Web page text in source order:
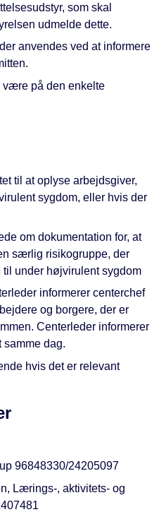
som skal
udmelde dette.
anvendes ved at informere
være på den enkelte
til at oplyse arbejdsgiver,
sygdom, eller hvis der
om dokumentation for, at
særlig risikogruppe, der
under højvirulent sygdom
informerer centerchef
og borgere, der er
Centerleder informerer
samme dag.
hvis det er relevant
96848330/24205097
Lærings-, aktivitets- og